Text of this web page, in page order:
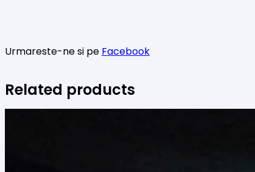
Urmareste-ne si pe Facebook
Related products